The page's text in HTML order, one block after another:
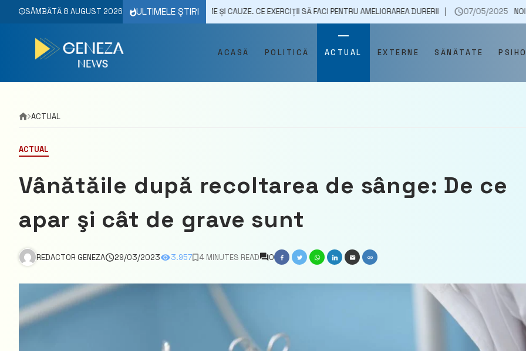
SÂMBĂTĂ 8 AUGUST 2026 ULTIMELE ȘTIRI
2023 SPONDILOZA CERVICALĂ – SIMPTOME ȘI CAUZE. CE EXERCIȚII SĂ FACI PENTRU AMELIORAREA DURERII 07/05/2025 NOI
ACASĂ POLITICĂ ACTUAL EXTERNE SĂNĂTATE
ACTUAL
ACTUAL
Vânătăile după recoltarea de sânge: De ce
apar şi cât de grave sunt
REDACTOR GENEZA 29/03/2023 3.957 4 MINUTES READ 0